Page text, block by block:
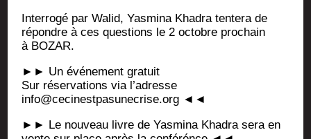
Inter­ro­gé par Walid, Yas­mi­na Kha­dra ten­te­ra de
répondre à ces ques­tions le 2 octobre pro­chain
à BOZAR.
►► Un évé­ne­ment gratuit
Sur réser­va­tions via l’a­dresse
info@cecinestpasunecrise.org ◄◄
►► Le nou­veau livre de Yas­mi­na Kha­dra sera en